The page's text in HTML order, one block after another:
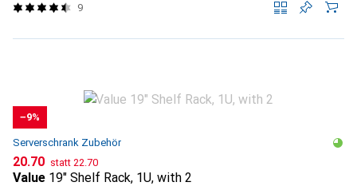
9
−9%
Serverschrank Zubehör
CHF
20.70 statt CHF
22.70
Value 19" Shelf Rack, 1U, with 2